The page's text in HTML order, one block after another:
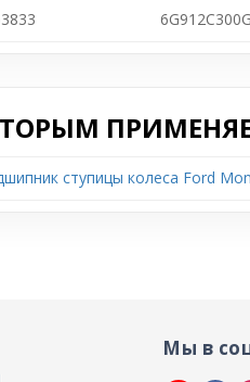
ступицы колеса Ford
Мы в